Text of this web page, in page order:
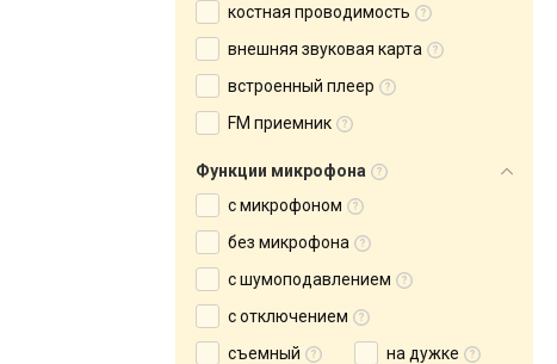
костная проводимость
внешняя звуковая карта
встроенный плеер
FM приемник
Функции микрофона
с микрофоном
без микрофона
с шумоподавлением
с отключением
съемный
на дужке